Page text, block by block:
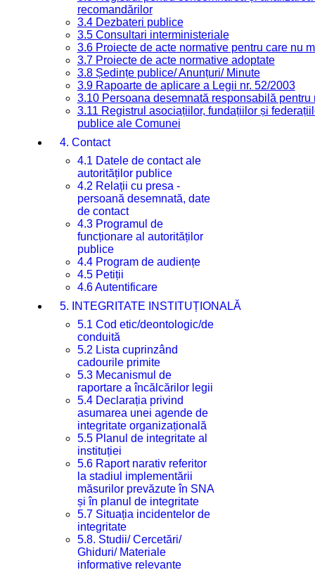
recomandărilor
3.4 Dezbateri publice
3.5 Consultari interministeriale
3.6 Proiecte de acte normative pentru care nu
3.7 Proiecte de acte normative adoptate
3.8 Ședințe publice/ Anunțuri/ Minute
3.9 Rapoarte de aplicare a Legii nr. 52/2003
3.10 Persoana desemnată responsabilă
3.11 Registrul asociațiilor, fundațiilor și
publice ale Comunei
4. Contact
4.1 Datele de contact ale
autorităților publice
4.2 Relații cu presa -
persoană desemnată, date
de contact
4.3 Programul de
funcționare al autorităților
publice
4.4 Program de audiențe
4.5 Petiții
4.6 Autentificare
5. INTEGRITATE INSTITUȚIONALĂ
5.1 Cod etic/deontologic/de
conduită
5.2 Lista cuprinzând
cadourile primite
5.3 Mecanismul de
raportare a încălcărilor legii
5.4 Declarația privind
asumarea unei agende de
integritate organizațională
5.5 Planul de integritate al
instituției
5.6 Raport narativ referitor
la stadiul implementării
măsurilor prevăzute în SNA
și în planul de integritate
5.7 Situația incidentelor de
integritate
5.8. Studii/ Cercetări/
Ghiduri/ Materiale
informative relevante